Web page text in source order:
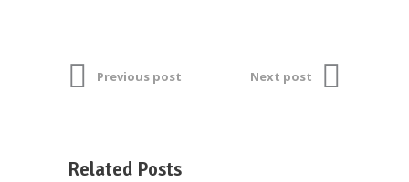
Previous post Next post
Related Posts